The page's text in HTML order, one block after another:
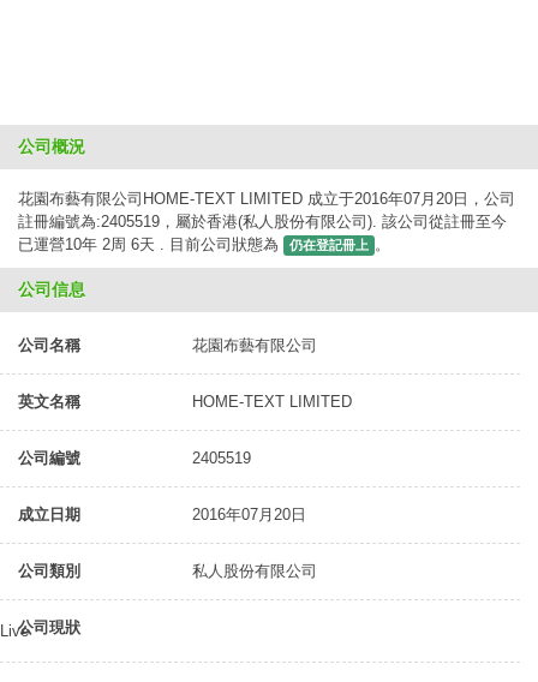
公司概況
花園布藝有限公司HOME-TEXT LIMITED 成立于2016年07月20日，公司
註冊編號為:2405519，屬於香港(私人股份有限公司). 該公司從註冊至今
已運營10年 2周 6天 . 目前公司狀態為
仍在登記冊上 。
公司信息
公司名稱 花園布藝有限公司
英文名稱 HOME-TEXT LIMITED
公司編號 2405519
成立日期 2016年07月20日
公司類別 私人股份有限公司
公司現狀
Live